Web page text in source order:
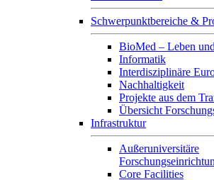
Schwerpunktbereiche &
BioMed – Leben
Informatik
Interdisziplinäre
Nachhaltigkeit
Projekte aus dem
Übersicht
Infrastruktur
Außeruniversitäre
Core Facilities